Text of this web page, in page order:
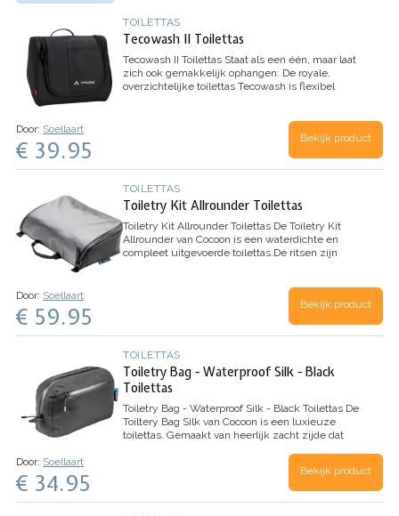
TOILETTAS
Tecowash II Toilettas
Tecowash II Toilettas Staat als een één, maar laat
zich ook gemakkelijk ophangen: De royale,
overzichtelijke toilettas Tecowash is flexibel
Door: Soellaart
€ 39.95 Bekijk product
TOILETTAS
Toiletry Kit Allrounder Toilettas
Toiletry Kit Allrounder Toilettas De Toiletry Kit
Allrounder van Cocoon is een waterdichte en
compleet uitgevoerde toilettas.De ritsen zijn
Door: Soellaart
€ 59.95 Bekijk product
TOILETTAS
Toiletry Bag - Waterproof Silk - Black
Toilettas
Toiletry Bag - Waterproof Silk - Black Toilettas De
Toiltery Bag Silk van Cocoon is een luxieuze
toilettas. Gemaakt van heerlijk zacht zijde dat
binnenzijden voorzien van een TPU-laminaat. Dit
Door: Soellaart
€ 34.95 Bekijk product